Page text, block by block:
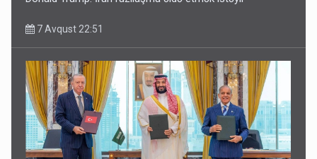
7 Avqust 22:51